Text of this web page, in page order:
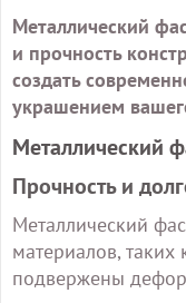
Металлический
и прочность
создать
украшением
Металлический
Прочность и
Металлический
материалов,
подвержены